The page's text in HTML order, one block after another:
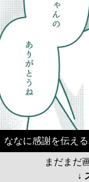
ななに感謝を伝え
まだまだ
↓